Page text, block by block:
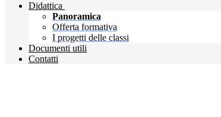
Didattica
Panoramica
Offerta formativa
I progetti delle classi
Documenti utili
Contatti